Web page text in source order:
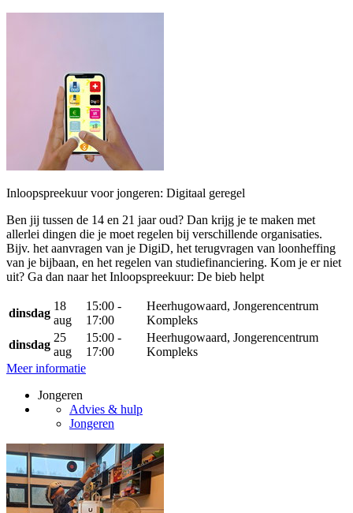
Inloopspreekuur voor jongeren: Digitaal geregel
Ben jij tussen de 14 en 21 jaar oud? Dan krijg je te maken met
allerlei dingen die je moet regelen bij verschillende organisaties.
Bijv. het aanvragen van je DigiD, het terugvragen van loonheffing
van je bijbaan, en het regelen van studiefinanciering. Kom je er niet
uit? Ga dan naar het Inloopspreekuur: De bieb helpt
dinsdag
18
aug
15:00 -
17:00
Heerhugowaard, Jongerencentrum
Kompleks
dinsdag
25
aug
15:00 -
17:00
Heerhugowaard, Jongerencentrum
Kompleks
Meer informatie
Jongeren
Advies & hulp
Jongeren